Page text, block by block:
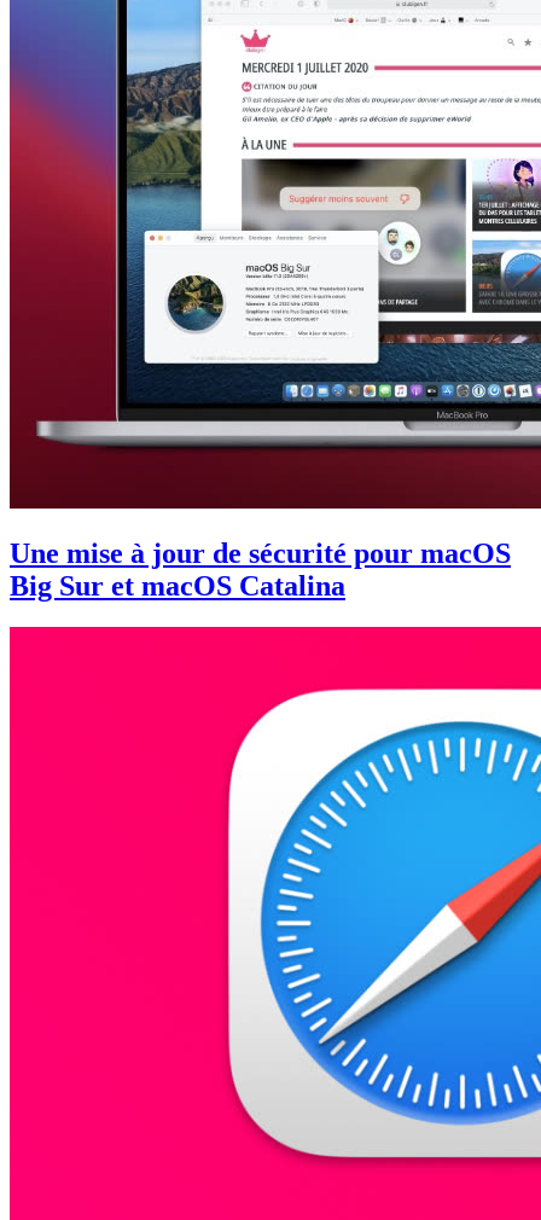
Une mise à jour de sécurité pour macOS
Big Sur et macOS Catalina